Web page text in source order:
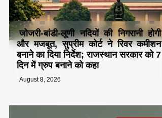
जोजरी-बांडी-लूणी नदियों की निगरानी होगी
और मजबूत, सुप्रीम कोर्ट ने रिवर कमीशन
बनाने का दिया निर्देश; राजस्थान सरकार को 7
दिन में ग्रुप बनाने को कहा
August 8, 2026